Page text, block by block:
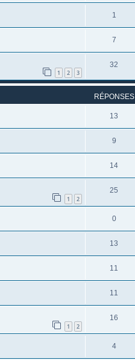
1
7
1 2 3
32
RÉPONSES
13
9
14
1 2
25
0
13
11
11
1 2
16
4